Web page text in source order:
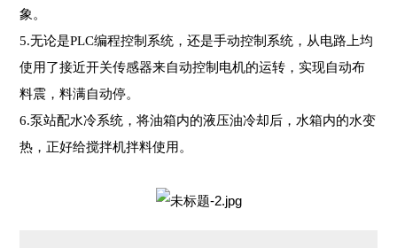
象。
5.无论是PLC编程控制系统，还是手动控制系统，从电路上均
使用了接近开关传感器来自动控制电机的运转，实现自动布
料震，料满自动停。
6.泵站配水冷系统，将油箱内的液压油冷却后，水箱内的水变
热，正好给搅拌机拌料使用。